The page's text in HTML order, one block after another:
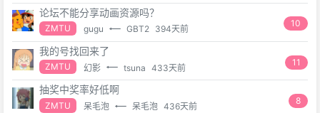
论坛不能分享动画资源吗？
ZMTU gugu GBT2 394天前
10
我的号找回来了
ZMTU 幻影 tsuna 433天前
11
抽奖中奖率好低啊
ZMTU 呆毛泡 呆毛泡 436天前
8